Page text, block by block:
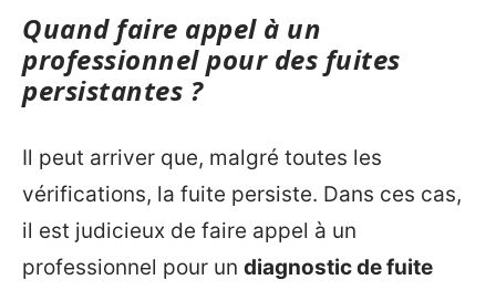
Quand faire appel à un
professionnel pour des fuites
persistantes ?
Il peut arriver que, malgré toutes les
vérifications, la fuite persiste. Dans ces cas,
il est judicieux de faire appel à un
professionnel pour un diagnostic de fuite